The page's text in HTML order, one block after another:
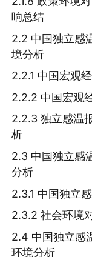
响总结
2.2 中国独立感
境分析
2.2.1 中国宏观
2.2.2 中国宏观
2.2.3 独立感温
析
2.3 中国独立感
分析
2.3.1 中国独立
2.3.2 社会环境
2.4 中国独立感
环境分析